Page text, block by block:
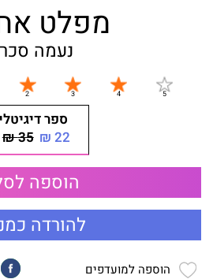
מפלט
נעמה סכר
ספר
22 ₪
35 ₪
הוספה
להורדה
הוספה למועדפים